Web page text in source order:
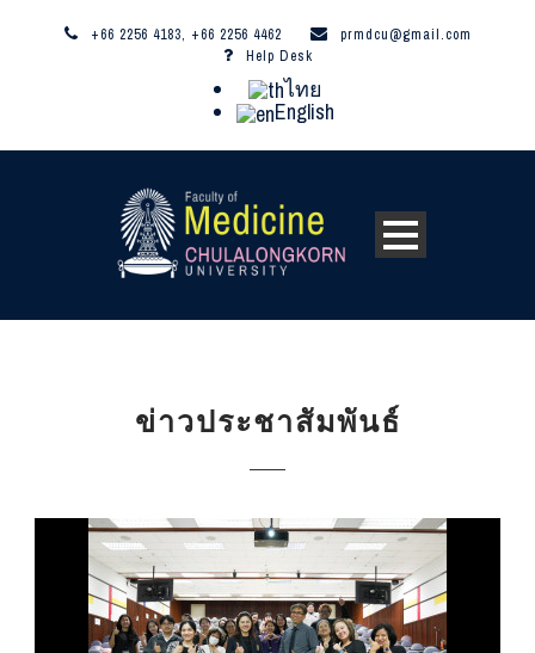
+66 2256 4183, +66 2256 4462
prmdcu@gmail.com
Help Desk
ไทย
English
ข่าวประชาสัมพันธ์